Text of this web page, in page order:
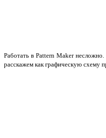
Работать в Pattern Maker
расскажем как графическую схему